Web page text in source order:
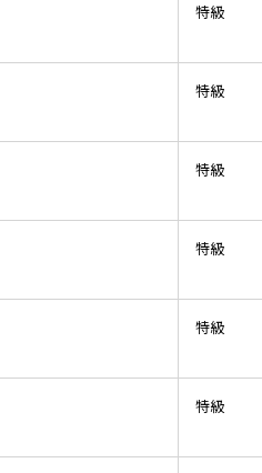
特級
特級
特級
特級
特級
特級